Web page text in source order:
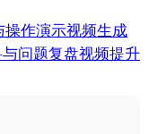
作演示视频生成
问题复盘视频提升